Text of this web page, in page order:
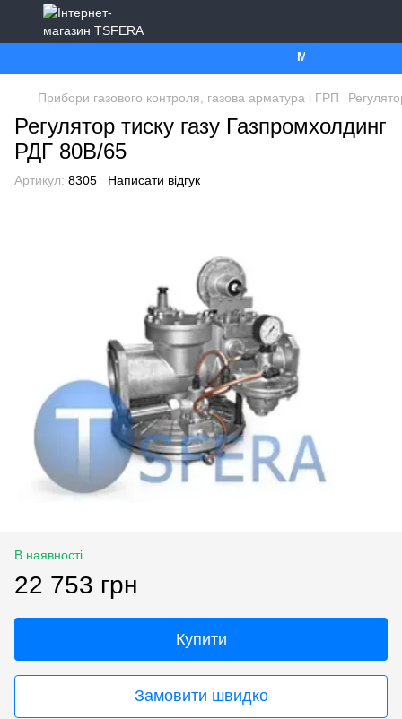
Ми працюємо. Все
Прибори газового контроля, газова арматура і ГРП
Регулятор тиску газу Газпромхолдинг
РДГ 80В/65
Артикул: 8305 Написати відгук
В наявності
22 753 грн
Купити
Замовити швидко